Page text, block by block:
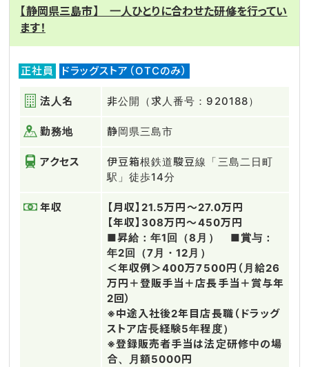
【静岡県三島市】 一人ひとりに合わせた研修を行ってい
ます！
正社員 ドラッグストア（OTCのみ）
法人名 非公開（求人番号：920188）
勤務地 静岡県三島市
アクセス
伊豆箱根鉄道駿豆線「三島二日町
駅」徒歩14分
年収
【月収】21.5万円～27.0万円
【年収】308万円～450万円
■昇給：年1回（8月） ■賞与：
年2回（7月・12月）
＜年収例＞400万7500円（月給26
万円＋登販手当＋店長手当＋賞与年
2回）
※中途入社後2年目店長職（ドラッグ
ストア店長経験5年程度）
※登録販売者手当は法定研修中の場
合、月額5000円